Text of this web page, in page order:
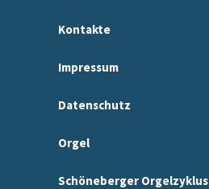
Kontakte
Impressum
Datenschutz
Orgel
Schöneberger Orgelzyklus